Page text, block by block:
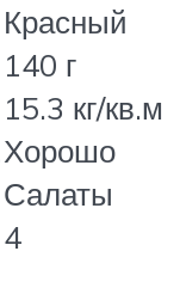
Красный
140 г
15.3 кг/кв.м
Хорошо
Салаты
4